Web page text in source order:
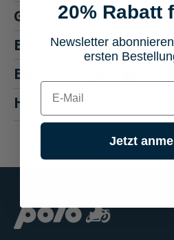
Größentabelle
Eigenschaften
Bewertungen
Hersteller "SW-
20% Rabatt
Newsletter
ersten
E-mail
Jetzt